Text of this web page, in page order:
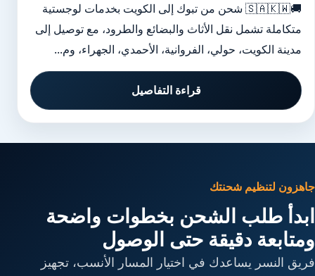
🚚🇸🇦🇰🇼 شحن من تبوك إلى الكويت بخدمات لوجستية
متكاملة تشمل نقل الأثاث والبضائع والطرود، مع توصيل إلى
مدينة الكويت، حولي، الفروانية، الأحمدي، الجهراء، وم...
قراءة التفاصيل
جاهزون لتنظيم شحنتك
ابدأ طلب الشحن بخطوات واضحة
ومتابعة دقيقة حتى الوصول
فريق النسر يساعدك في اختيار المسار الأنسب، تجهيز